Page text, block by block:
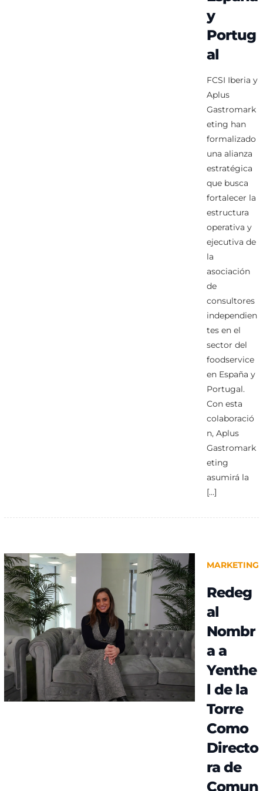
y
Portug
al
FCSI Iberia y
Aplus
Gastromark
eting han
formalizado
una alianza
estratégica
que busca
fortalecer la
estructura
operativa y
ejecutiva de
la
asociación
de
consultores
independien
tes en el
sector del
foodservice
en España y
Portugal.
Con esta
colaboració
n, Aplus
Gastromark
eting
asumirá la
[…]
MARKETING
Redeg
al
Nombr
a a
Yenthe
l de la
Torre
Como
Directo
ra de
Comun